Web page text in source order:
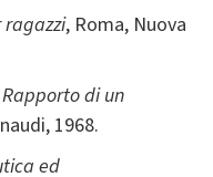
ragazzi, Roma, Nuova
di un
1968.
ed